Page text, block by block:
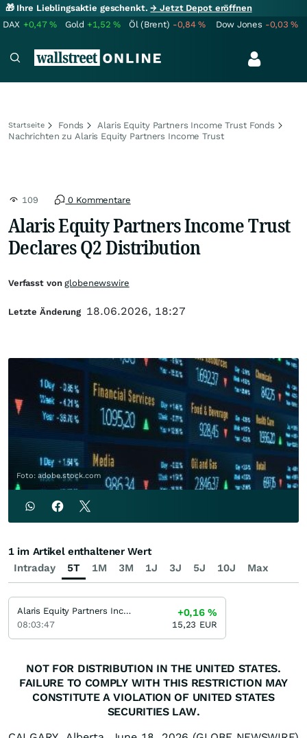
🎁 Ihre Lieblingsaktie geschenkt.→ Jetzt Depot eröffnen
DAX +0,47% Gold +1,52% Öl (Brent) -0,84% Dow Jones -0,03%
Startseite Fonds
Alaris Equity Partners Income Trust Fonds
Nachrichten zu Alaris Equity Partners Income Trust
109 0 Kommentare
Alaris Equity Partners Income Trust
Declares Q2 Distribution
Foto: adobe.stock.com
NOT FOR DISTRIBUTION IN THE UNITED STATES.
FAILURE TO COMPLY WITH THIS RESTRICTION MAY
CONSTITUTE A VIOLATION OF UNITED STATES
SECURITIES LAW.
Verfasst vonglobenewswire
Letzte Änderung 18.06.2026, 18:27
Intraday 5T 1M 3M 1J 3J 5J 10J Max
1 im Artikel enthaltener Wert
Alaris Equity Partners Income Trust
08:03:47
+0,16%
15,23 EUR